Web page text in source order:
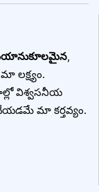
,
లక్ష్యం.
విశ్వసనీయ
మా కర్తవ్యం.